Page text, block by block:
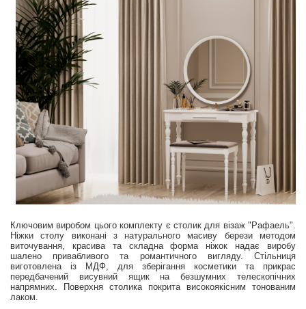
Ключовим виробом цього комплекту є столик для візаж "Рафаель".
Ніжки столу виконані з натурального масиву берези методом
виточування, красива та складна форма ніжок надає виробу
шалено привабливого та романтичного вигляду. Стільниця
виготовлена із МДФ, для зберігання косметики та прикрас
передбачений висувний ящик на безшумних телескопічних
напрямних. Поверхня столика покрита високоякісним тонованим
лаком.